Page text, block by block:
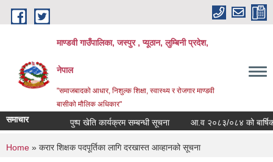
Skip to main content
माण्डवी गाउँपालिका, जस्पुर , प्यूठान, लुम्बिनी प्रदेश,
नेपाल
"समाजबादको आधार, निशुल्क शिक्षा, स्वास्थ्य र रोजगार माण्डवी
बासीको मौलिक अधिकार"
समाचार पुष्प खेति कार्यक्रम सम्बन्धी सूचना आ.व २०८३/०८४ को बार्षिक
You are here
Home » करार शिक्षक पदपूर्तिका लागि दरखास्त आव्हानको सूचना